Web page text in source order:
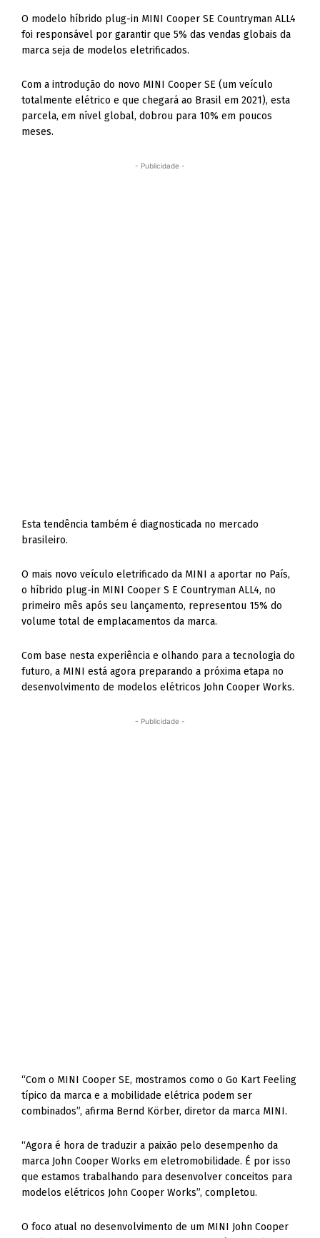
O modelo híbrido plug-in MINI Cooper SE Countryman ALL4
foi responsável por garantir que 5% das vendas globais da
marca seja de modelos eletrificados.
Com a introdução do novo MINI Cooper SE (um veículo
totalmente elétrico e que chegará ao Brasil em 2021), esta
parcela, em nível global, dobrou para 10% em poucos
meses.
- Publicidade -
Esta tendência também é diagnosticada no mercado
brasileiro.
O mais novo veículo eletrificado da MINI a aportar no País,
o híbrido plug-in MINI Cooper S E Countryman ALL4, no
primeiro mês após seu lançamento, representou 15% do
volume total de emplacamentos da marca.
Com base nesta experiência e olhando para a tecnologia do
futuro, a MINI está agora preparando a próxima etapa no
desenvolvimento de modelos elétricos John Cooper Works.
- Publicidade -
“Com o MINI Cooper SE, mostramos como o Go Kart Feeling
típico da marca e a mobilidade elétrica podem ser
combinados”, afirma Bernd Körber, diretor da marca MINI.
“Agora é hora de traduzir a paixão pelo desempenho da
marca John Cooper Works em eletromobilidade. É por isso
que estamos trabalhando para desenvolver conceitos para
modelos elétricos John Cooper Works”, completou.
O foco atual no desenvolvimento de um MINI John Cooper